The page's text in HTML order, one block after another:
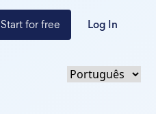
Start for free Log In